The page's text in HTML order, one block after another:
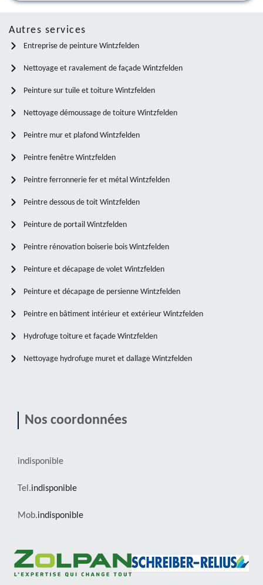
Autres services
Entreprise de peinture Wintzfelden
Nettoyage et ravalement de façade Wintzfelden
Peinture sur tuile et toiture Wintzfelden
Nettoyage démoussage de toiture Wintzfelden
Peintre mur et plafond Wintzfelden
Peintre fenêtre Wintzfelden
Peintre ferronnerie fer et métal Wintzfelden
Peintre dessous de toit Wintzfelden
Peinture de portail Wintzfelden
Peintre rénovation boiserie bois Wintzfelden
Peinture et décapage de volet Wintzfelden
Peinture et décapage de persienne Wintzfelden
Peintre en bâtiment intérieur et extérieur Wintzfelden
Hydrofuge toiture et façade Wintzfelden
Nettoyage hydrofuge muret et dallage Wintzfelden
Nos coordonnées
indisponible
Tel.indisponible
Mob.indisponible